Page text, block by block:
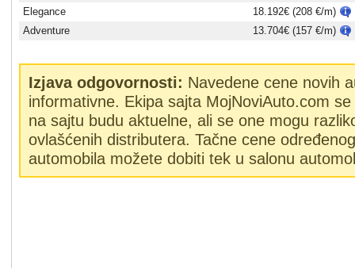
Elegance
18.192€ (208 €/m)
Adventure
13.704€ (157 €/m)
Izjava odgovornosti: Navedene cene novih
informativne. Ekipa sajta MojNoviAuto.com
na sajtu budu aktuelne, ali se one mogu
ovlašćenih distributera. Tačne cene
automobila možete dobiti tek u salonu